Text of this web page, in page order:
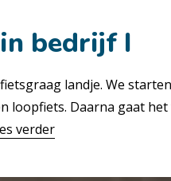
bedrijf I
landje. We
loopfiets. Daarna gaat
verder